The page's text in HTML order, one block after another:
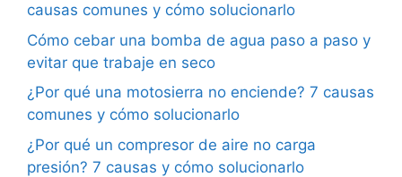
causas comunes y cómo solucionarlo
Cómo cebar una bomba de agua paso a paso y
evitar que trabaje en seco
¿Por qué una motosierra no enciende? 7 causas
comunes y cómo solucionarlo
¿Por qué un compresor de aire no carga
presión? 7 causas y cómo solucionarlo